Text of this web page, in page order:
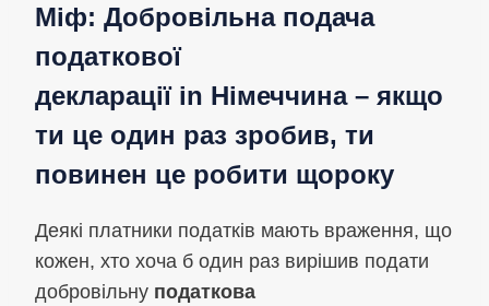
Міф: Добровільна подача
податкової
декларації in Німеччина – якщо
ти це один раз зробив, ти
повинен це робити щороку
Деякі платники податків мають враження, що
кожен, хто хоча б один раз вирішив подати
добровільну податкова